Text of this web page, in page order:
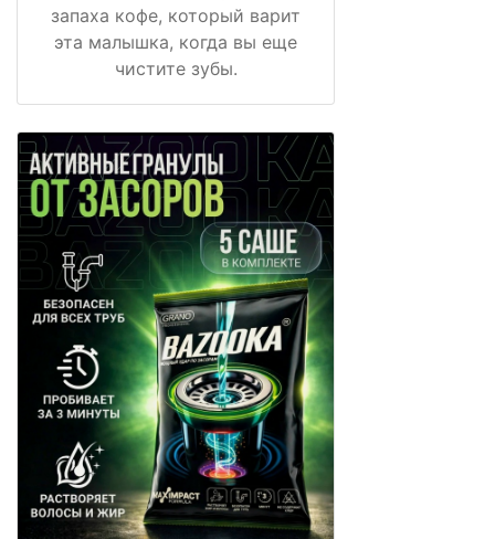
запаха кофе, который варит
эта малышка, когда вы еще
чистите зубы.